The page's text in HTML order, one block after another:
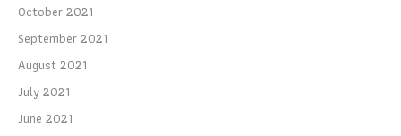
October 2021
September 2021
August 2021
July 2021
June 2021